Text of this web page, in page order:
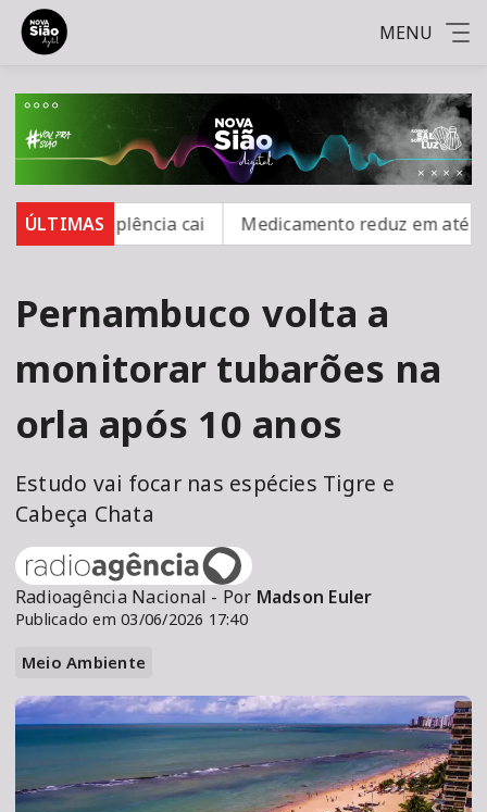
MENU
ÚLTIMAS
inadimplência cai Medicamento reduz em até 85%
Pernambuco volta a
monitorar tubarões na
orla após 10 anos
Estudo vai focar nas espécies Tigre e
Cabeça Chata
Radioagência Nacional - Por Madson Euler
Publicado em 03/06/2026 17:40
Meio Ambiente